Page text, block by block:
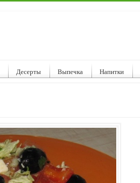
Десерты Выпечка Напитки